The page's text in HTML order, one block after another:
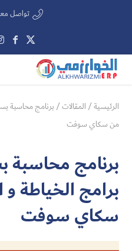
تواصل معنا
الرئيسية/ المقالات/ برنامج محاسبة
من سكاي سوفت
برنامج
برامج الخياطة
سكاي سوفت